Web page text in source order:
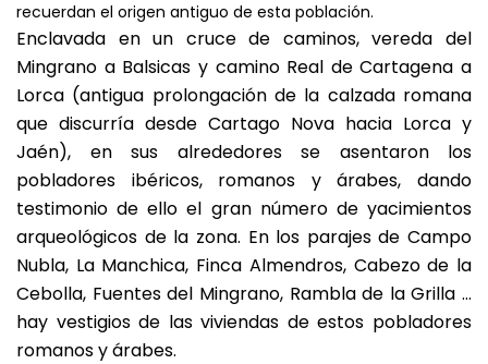
recuerdan el origen antiguo de esta población.
Enclavada en un cruce de caminos, vereda del
Mingrano a Balsicas y camino Real de Cartagena a
Lorca (antigua prolongación de la calzada romana
que discurría desde Cartago Nova hacia Lorca y
Jaén), en sus alrededores se asentaron los
pobladores ibéricos, romanos y árabes, dando
testimonio de ello el gran número de yacimientos
arqueológicos de la zona. En los parajes de Campo
Nubla, La Manchica, Finca Almendros, Cabezo de la
Cebolla, Fuentes del Mingrano, Rambla de la Grilla …
hay vestigios de las viviendas de estos pobladores
romanos y árabes.